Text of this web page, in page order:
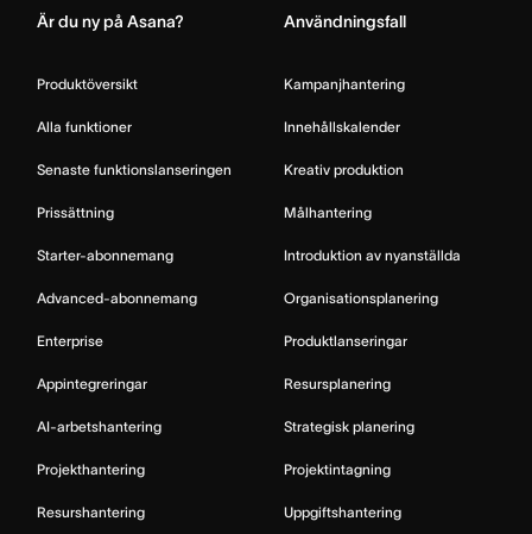
Är du ny på Asana?
Produktöversikt
Alla funktioner
Senaste funktionslanseringen
Prissättning
Starter-abonnemang
Advanced-abonnemang
Enterprise
Appintegreringar
AI-arbetshantering
Projekthantering
Resurshantering
Användningsfall
Kampanjhantering
Innehållskalender
Kreativ produktion
Målhantering
Introduktion av nyanställda
Organisationsplanering
Produktlanseringar
Resursplanering
Strategisk planering
Projektintagning
Uppgiftshantering